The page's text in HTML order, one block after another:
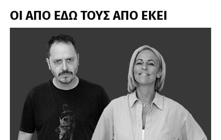
ΟΙ ΑΠΟ ΕΔΩ ΤΟΥΣ ΑΠΟ ΕΚΕΙ